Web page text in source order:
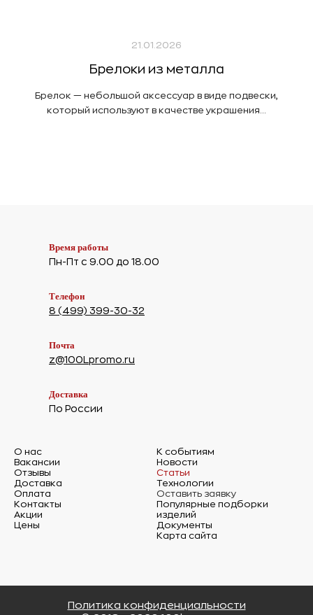
21.01.2026
Брелоки из металла
Брелок — небольшой аксессуар в виде подвески,
который используют в качестве украшения...
Время работы
Пн-Пт с 9.00 до 18.00
Телефон
8 (499) 399-30-32
Почта
z@100Lpromo.ru
Доставка
По России
О нас
Вакансии
Отзывы
Доставка
Оплата
Контакты
Акции
Цены
К событиям
Новости
Статьи
Технологии
Оставить заявку
Популярные подборки
изделий
Документы
Карта сайта
Политика конфиденциальности